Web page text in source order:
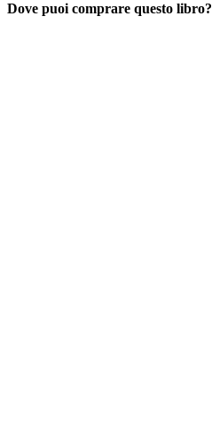
Dove puoi comprare questo libro?